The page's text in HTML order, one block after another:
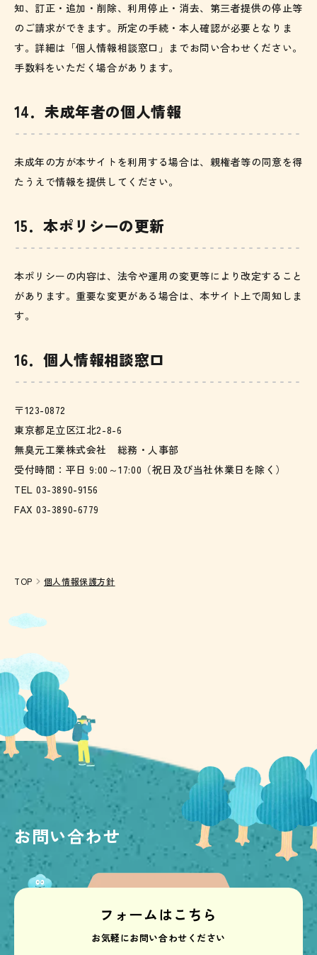
知、訂正・追加・削除、利用停止・消去、第三者提供の停止等
のご請求ができます。所定の手続・本人確認が必要となりま
す。詳細は「個人情報相談窓口」までお問い合わせください。
手数料をいただく場合があります。
14．未成年者の個人情報
未成年の方が本サイトを利用する場合は、親権者等の同意を得
たうえで情報を提供してください。
15．本ポリシーの更新
本ポリシーの内容は、法令や運用の変更等により改定すること
があります。重要な変更がある場合は、本サイト上で周知しま
す。
16．個人情報相談窓口
〒123-0872
東京都足立区江北2-8-6
無臭元工業株式会社 総務・人事部
受付時間：平日 9:00～17:00（祝日及び当社休業日を除く）
TEL 03-3890-9156
FAX 03-3890-6779
TOP 個人情報保護方針
お問い合わせ
フォームはこちら
お気軽にお問い合わせください